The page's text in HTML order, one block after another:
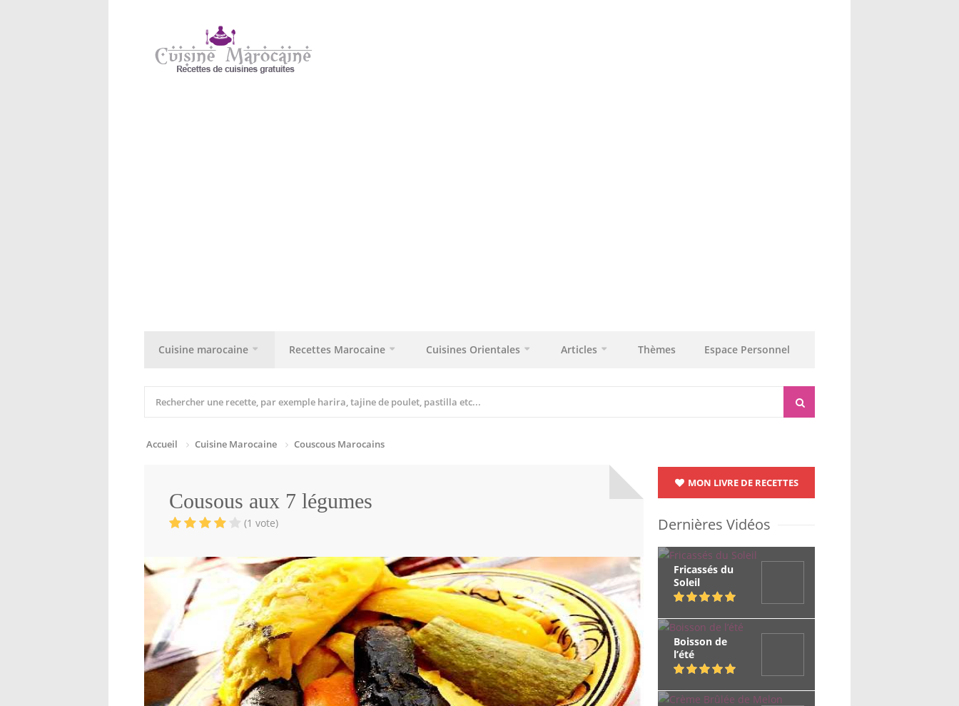
Cuisine marocaine Recettes Marocaine Cuisines Orientales Articles Thèmes Espace Personnel
Accueil Cuisine Marocaine Couscous Marocains
Cousous aux 7 légumes
(1 vote)
MON LIVRE DE RECETTES
Dernières Vidéos
Fricassés du
Soleil
Boisson de
l’été